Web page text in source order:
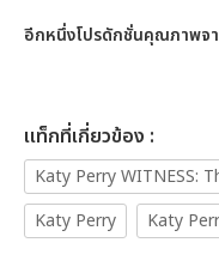
อีกหนึ่งโปรดักชั่นคุณภาพจา
เเท็กที่เกี่ยวข้อง :
Katy Perry WITNESS:
Katy Perry
Katy